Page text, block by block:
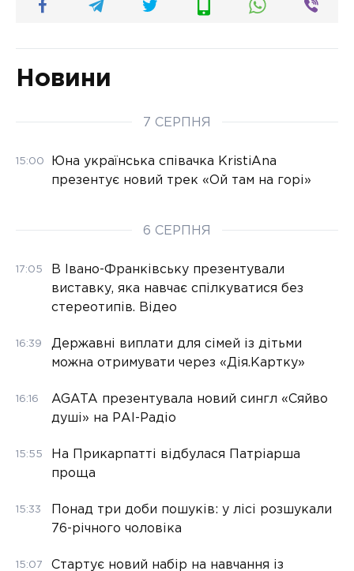
Новини
7 СЕРПНЯ
15:00
Юна українська співачка KristiAna
презентує новий трек «Ой там на горі»
6 СЕРПНЯ
17:05
В Івано-Франківську презентували
виставку, яка навчає спілкуватися без
стереотипів. Відео
16:39
Державні виплати для сімей із дітьми
можна отримувати через «Дія.Картку»
16:16
AGATA презентувала новий сингл «Сяйво
душі» на РАІ-Радіо
15:55
На Прикарпатті відбулася Патріарша
проща
15:33
Понад три доби пошуків: у лісі розшукали
76-річного чоловіка
15:07 Стартує новий набір на навчання із